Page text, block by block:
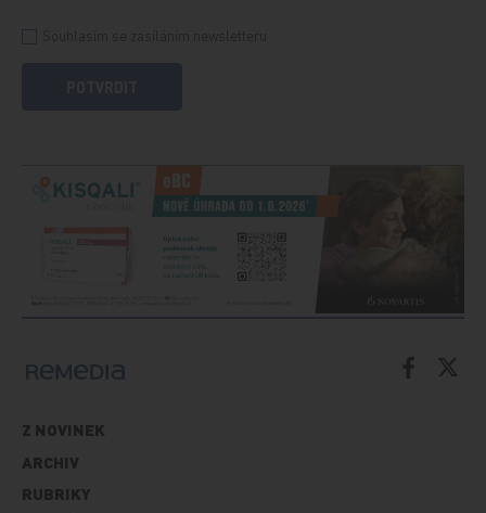
Z NOVINEK
ARCHIV
RUBRIKY